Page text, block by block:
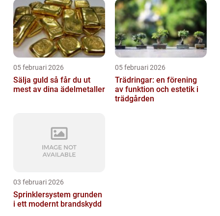
05 februari 2026
Sälja guld så får du ut
mest av dina ädelmetaller
05 februari 2026
Trädringar: en förening
av funktion och estetik i
trädgården
03 februari 2026
Sprinklersystem grunden
i ett modernt brandskydd